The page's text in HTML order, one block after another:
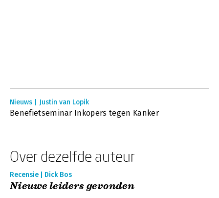
Nieuws | Justin van Lopik
Benefietseminar Inkopers tegen Kanker
Over dezelfde auteur
Recensie | Dick Bos
Nieuwe leiders gevonden